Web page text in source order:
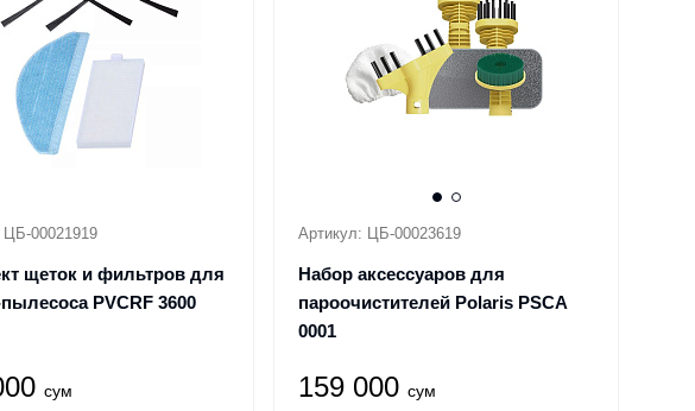
ЦБ-00021919
щеток и фильтров для
PVCRF 3600
сум
Артикул: ЦБ-00023619
Набор аксессуаров для
пароочистителей Polaris PSCA
0001
159 000сум